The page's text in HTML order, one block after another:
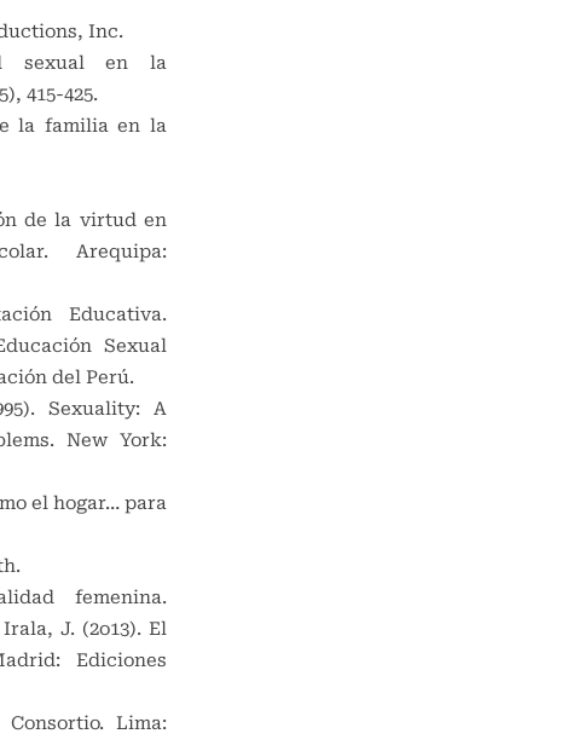
Inc.
sexual en la
415-425.
la familia en la
de la virtud en
Arequipa:
Educativa.
Sexual
del Perú.
Sexuality: A
New York:
el hogar… para
femenina.
J. (2o13). El
Ediciones
Lima: